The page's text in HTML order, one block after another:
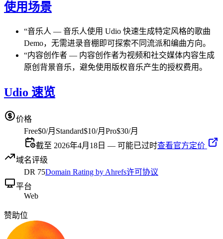
使用场景
“音乐人 — 音乐人使用 Udio 快速生成特定风格的歌曲
Demo，无需进录音棚即可探索不同流派和编曲方向。
“内容创作者 — 内容创作者为视频和社交媒体内容生成
原创背景音乐，避免使用版权音乐产生的授权费用。
Udio 速览
价格
Free$0/月 Standard$10/月 Pro$30/月
截至 2026年4月18日 — 可能已过时查看官方定价
域名评级
DR 75Domain Rating by Ahrefs许可协议
平台
Web
赞助位